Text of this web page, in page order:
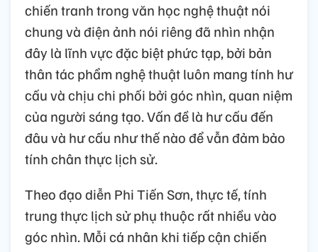
chiến tranh trong văn học nghệ thuật nói
chung và điện ảnh nói riêng đã nhìn nhận
đây là lĩnh vực đặc biệt phức tạp, bởi bản
thân tác phẩm nghệ thuật luôn mang tính hư
cấu và chịu chi phối bởi góc nhìn, quan niệm
của người sáng tạo. Vấn đề là hư cấu đến
đâu và hư cấu như thế nào để vẫn đảm bảo
tính chân thực lịch sử.
Theo đạo diễn Phi Tiến Sơn, thực tế, tính
trung thực lịch sử phụ thuộc rất nhiều vào
góc nhìn. Mỗi cá nhân khi tiếp cận chiến